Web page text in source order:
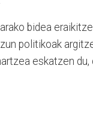
bidea
politikoak
eskatzen du,